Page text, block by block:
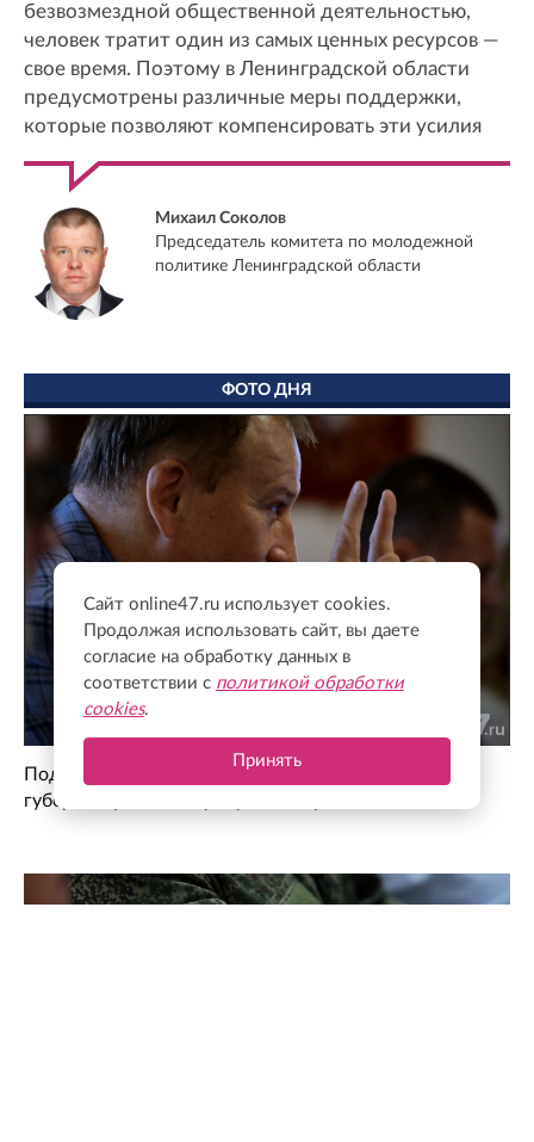
безвозмездной общественной деятельностью,
человек тратит один из самых ценных ресурсов —
свое время. Поэтому в Ленинградской области
предусмотрены различные меры поддержки,
которые позволяют компенсировать эти усилия
Михаил Соколов
Председатель комитета по молодежной
политике Ленинградской области
ФОТО ДНЯ
Поддержка для героев: как прошла встреча
губернатора с Ассоциацией ветеранов СВО
Сайт online47.ru использует cookies.
Продолжая использовать сайт, вы даете
согласие на обработку данных в
соответствии с политикой обработки
cookies.
Принять